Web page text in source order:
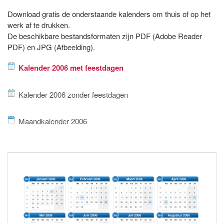
Download gratis de onderstaande kalenders om thuis of op het
werk af te drukken.
De beschikbare bestandsformaten zijn PDF (Adobe Reader
PDF) en JPG (Afbeelding).
Kalender 2006 met feestdagen
Kalender 2006 zonder feestdagen
Maandkalender 2006